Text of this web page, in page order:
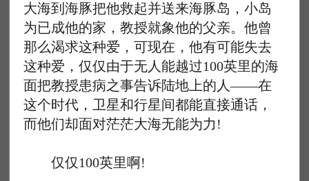
大海到海豚把他救起并送来海豚岛，小岛
为已成他的家，教授就象他的父亲。他曾
那么渴求这种爱，可现在，他有可能失去
这种爱，仅仅由于无人能越过100英里的海
面把教授患病之事告诉陆地上的人——在
这个时代，卫星和行星间都能直接通话，
而他们却面对茫茫大海无能为力!
仅仅100英里啊!